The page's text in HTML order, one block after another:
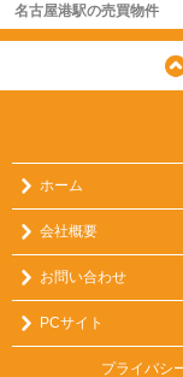
名古屋港駅の売買物件
ホーム
会社概要
お問い合わせ
PCサイト
プライバシ